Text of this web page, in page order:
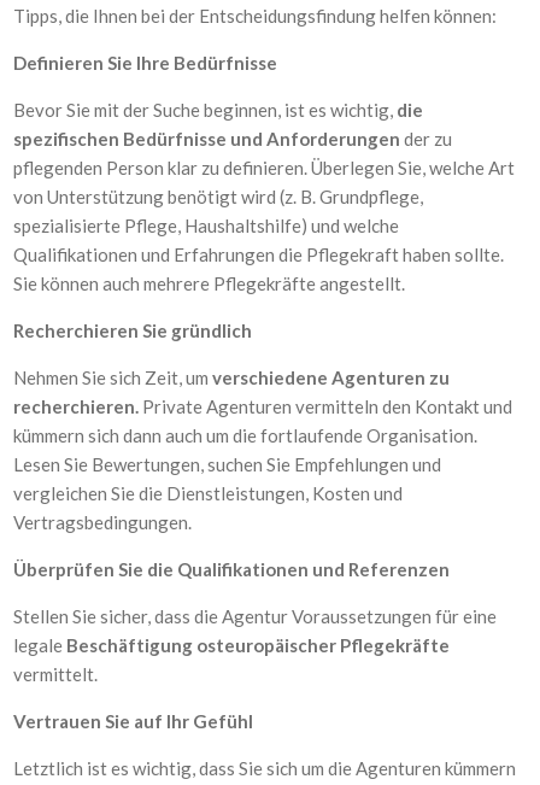
Tipps, die Ihnen bei der Entscheidungsfindung helfen können:
Definieren Sie Ihre Bedürfnisse
Bevor Sie mit der Suche beginnen, ist es wichtig, die
spezifischen Bedürfnisse und Anforderungender zu
pflegenden Person klar zu definieren. Überlegen Sie, welche Art
von Unterstützung benötigt wird (z. B. Grundpflege,
spezialisierte Pflege, Haushaltshilfe) und welche
Qualifikationen und Erfahrungen die Pflegekraft haben sollte.
Sie können auch mehrere Pflegekräfte angestellt.
Recherchieren Sie gründlich
Nehmen Sie sich Zeit, umverschiedene Agenturen zu
recherchieren. Private Agenturen vermitteln den Kontakt und
kümmern sich dann auch um die fortlaufende Organisation.
Lesen Sie Bewertungen, suchen Sie Empfehlungen und
vergleichen Sie die Dienstleistungen, Kosten und
Vertragsbedingungen.
Überprüfen Sie die Qualifikationen und Referenzen
Stellen Sie sicher, dass die Agentur Voraussetzungen für eine
legale Beschäftigung osteuropäischer Pflegekräfte
vermittelt.
Vertrauen Sie auf Ihr Gefühl
Letztlich ist es wichtig, dass Sie sich um die Agenturen kümmern